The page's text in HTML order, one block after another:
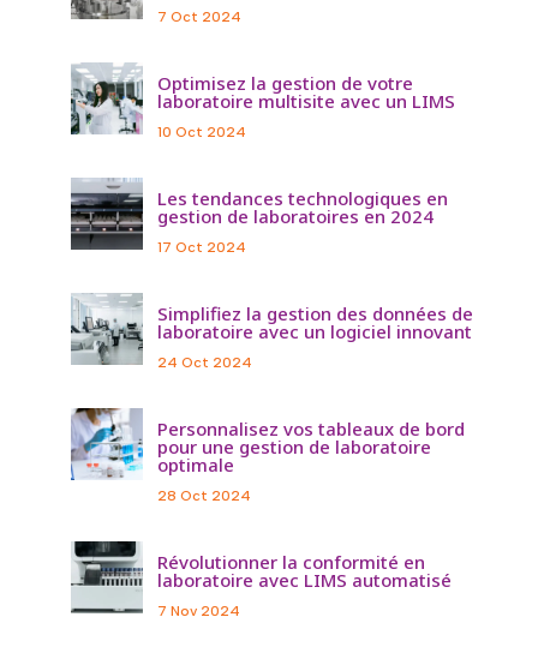
7 Oct 2024
Optimisez la gestion de votre
laboratoire multisite avec un LIMS
10 Oct 2024
Les tendances technologiques en
gestion de laboratoires en 2024
17 Oct 2024
Simplifiez la gestion des données de
laboratoire avec un logiciel innovant
24 Oct 2024
Personnalisez vos tableaux de bord
pour une gestion de laboratoire
optimale
28 Oct 2024
Révolutionner la conformité en
laboratoire avec LIMS automatisé
7 Nov 2024